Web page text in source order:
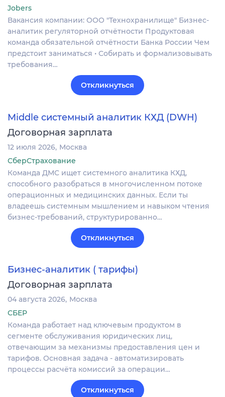
Jobers
Вакансия компании: ООО "Технохранилище" Бизнес-
аналитик регуляторной отчётности Продуктовая
команда обязательной отчётности Банка России Чем
предстоит заниматься • Собирать и формализовывать
требования…
Откликнуться
Middle системный аналитик КХД (DWH)
Договорная зарплата
12 июля 2026 Москва
СберСтрахование
Команда ДМС ищет системного аналитика КХД,
способного разобраться в многочисленном потоке
операционных и медицинских данных. Если ты
владеешь системным мышлением и навыком чтения
бизнес-требований, структурированно…
Откликнуться
Бизнес-аналитик ( тарифы)
Договорная зарплата
04 августа 2026 Москва
СБЕР
Команда работает над ключевым продуктом в
сегменте обслуживания юридических лиц,
отвечающим за механизмы предоставления цен и
тарифов. Основная задача - автоматизировать
процессы расчёта комиссий за операции…
Откликнуться